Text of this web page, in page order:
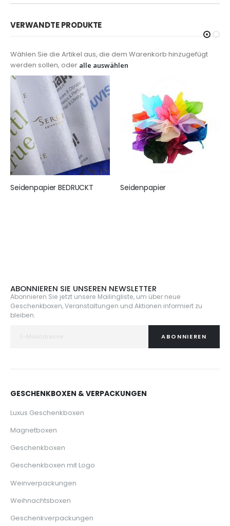
VERWANDTE PRODUKTE
Wählen Sie die Artikel aus, die dem Warenkorb hinzugefügt
werden sollen, oder alle auswählen
Seidenpapier BEDRUCKT Seidenpapier
ABONNIEREN SIE UNSEREN NEWSLETTER
Abonnieren Sie jetzt unsere Mailingliste, um über neue
Geschenkboxen, Veranstaltungen und Aktionen informiert zu
bleiben.
ABONNIEREN
GESCHENKBOXEN & VERPACKUNGEN
Luxus Geschenkboxen
Magnetboxen
Geschenkboxen
Geschenkboxen mit Logo
Weinverpackungen
Weihnachtsboxen
Geschenkverpackungen